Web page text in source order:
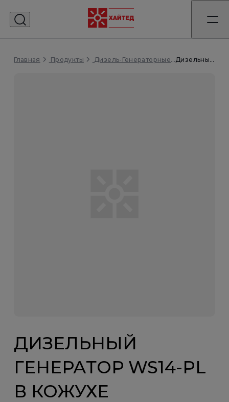
Главная Продукты Дизель-Генераторные Установки (ДГУ) Дизельный генератор WS14-PL в кожухе
ДИЗЕЛЬНЫЙ
ГЕНЕРАТОР WS14-PL
В КОЖУХЕ